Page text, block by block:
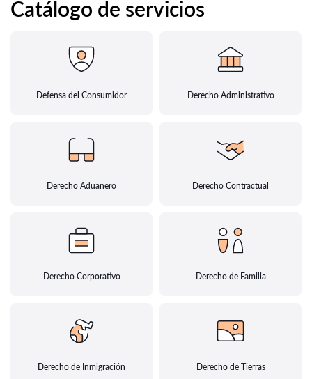
Catálogo de servicios
Defensa del Consumidor Derecho Administrativo
Derecho Aduanero Derecho Contractual
Derecho Corporativo Derecho de Familia
Derecho de Inmigración Derecho de Tierras